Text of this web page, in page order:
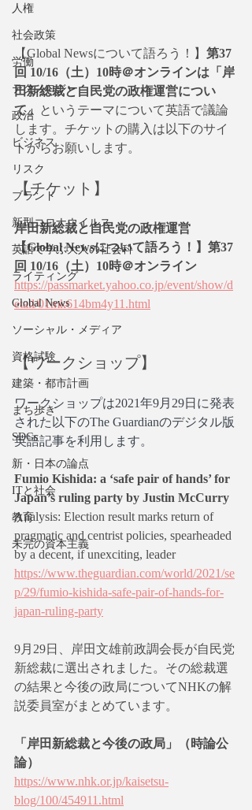
人権
社会政策
労働
テクノロジー
政治
ビジネス
リスク
ブランド
新型コロナウイルス
英語で学ぶ大人の社会科
ライティング
Global News
ソーシャル・メディア
資格試験
建築・都市計画
まち歩き
SDGs
新・日本の論点
ITと社会
教育
未完の資本主義
【Global Newsについて語ろう！】 第37
回 10/16（土）10時＠オンラインは「岸
田新総裁と自民党の政権運営につい
て」 というテーマについて英語で議論
します。チケットの購入は以下のサイ
トからお願いします。
【チケット】
岸田新総裁と自民党の政権運営
【Global Newsについて語ろう！】第37
回 10/16（土）10時＠オンライン
https://passmarket.yahoo.co.jp/event/show/d
etail/01mk614bm4y11.html
【ワークショップ】
ワークショップは2021年9月29日に発表
された以下のThe Guardianのデジタル版
英語記事を利用します。
Fumio Kishida: a ‘safe pair of hands’ for
Japan’s ruling party by Justin McCurry
Analysis: Election result marks return of
pragmatic and centrist policies, spearheaded
by a decent, if unexciting, leader
https://www.theguardian.com/world/2021/se
p/29/fumio-kishida-safe-pair-of-hands-for-
japan-ruling-party
9月29日、岸田文雄前政調会長が自民党
新総裁に選出されました。その総裁選
の結果と今後の政局についてNHKの解
説委員室がまとめています。
「岸田新総裁と今後の政局」（時論公
論）
https://www.nhk.or.jp/kaisetsu-
blog/100/454911.html